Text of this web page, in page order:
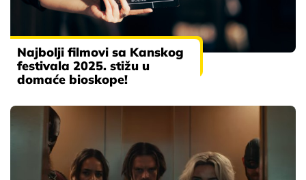
Najbolji filmovi sa Kanskog
festivala 2025. stižu u
domaće bioskope!